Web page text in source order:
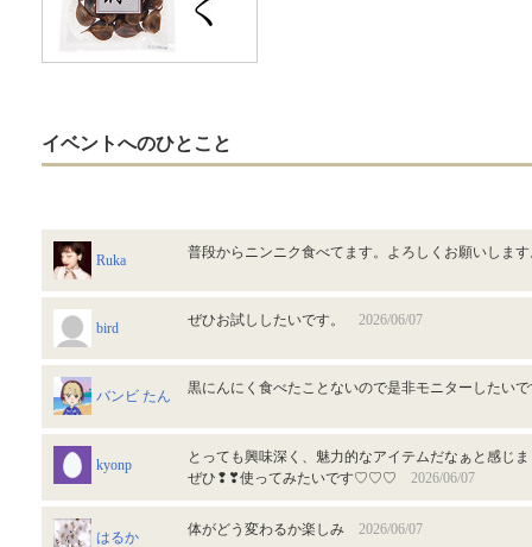
イベントへのひとこと
Ruka 普段からニンニク食べてます。よろしくお願いしま
bird ぜひお試ししたいです。 2026/06/07
バンビ たん 黒にんにく食べたことないので是非モニターしたい
kyonp
とっても興味深く、魅力的なアイテムだなぁと感じ
ぜひ❢❣使ってみたいです♡♡♡ 2026/06/07
はるか 体がどう変わるか楽しみ 2026/06/07